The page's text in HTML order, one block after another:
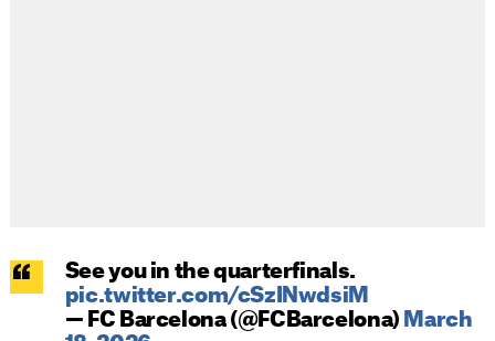
See you in the quarterfinals.
pic.twitter.com/cSzINwdsiM
— FC Barcelona (@FCBarcelona) March